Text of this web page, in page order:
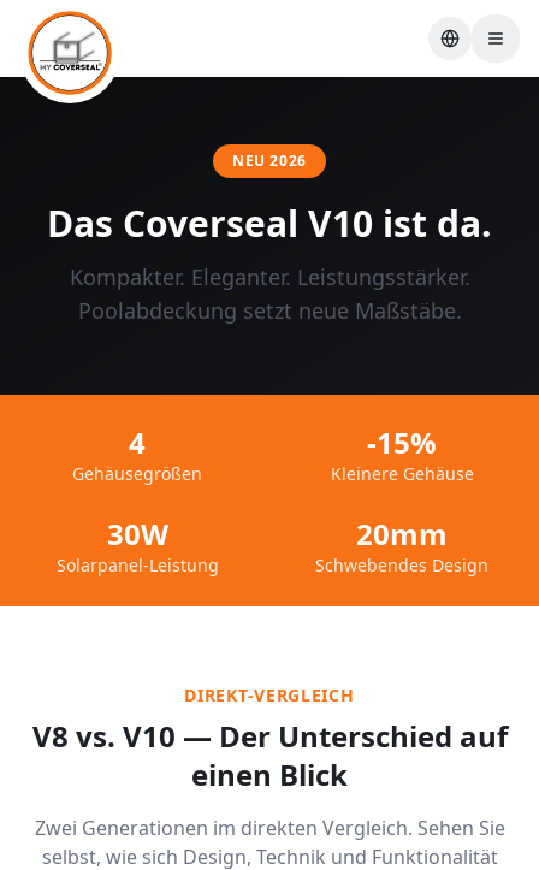
Sprache
NEU 2026
Das Coverseal V10 ist da.
Kompakter. Eleganter. Leistungsstärker.
Poolabdeckung setzt neue Maßstäbe.
4
Gehäusegrößen
-15%
Kleinere Gehäuse
30W
Solarpanel-Leistung
20mm
Schwebendes Design
DIREKT-VERGLEICH
V8 vs. V10 — Der Unterschied auf
einen Blick
Zwei Generationen im direkten Vergleich. Sehen Sie
selbst, wie sich Design, Technik und Funktionalität